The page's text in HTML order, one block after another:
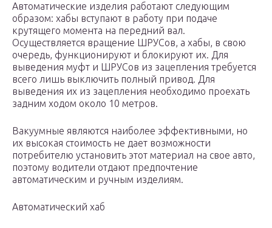
Автоматические изделия работают следующим
образом: хабы вступают в работу при подаче
крутящего момента на передний вал.
Осуществляется вращение ШРУСов, а хабы, в свою
очередь, функционируют и блокируют их. Для
выведения муфт и ШРУСов из зацепления требуется
всего лишь выключить полный привод. Для
выведения их из зацепления необходимо проехать
задним ходом около 10 метров.
Вакуумные являются наиболее эффективными, но
их высокая стоимость не дает возможности
потребителю установить этот материал на свое авто,
поэтому водители отдают предпочтение
автоматическим и ручным изделиям.
Автоматический хаб